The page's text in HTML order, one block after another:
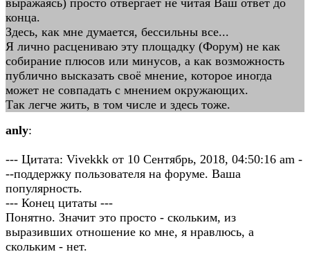
выражаясь) просто отвергает не читая Ваш ответ до
конца.
Здесь, как мне думается, бессильны все...
Я лично расцениваю эту площадку (Форум) не как
собирание плюсов или минусов, а как возможность
публично высказать своё мнение, которое иногда
может не совпадать с мнением окружающих.
Так легче жить, в том числе и здесь тоже.
anly:
--- Цитата: Vivekkk от 10 Сентябрь, 2018, 04:50:16 am -
--поддержку пользователя на форуме. Ваша
популярность.
--- Конец цитаты ---
Понятно. Значит это просто - скольким, из
выразивших отношение ко мне, я нравлюсь, а
скольким - нет.